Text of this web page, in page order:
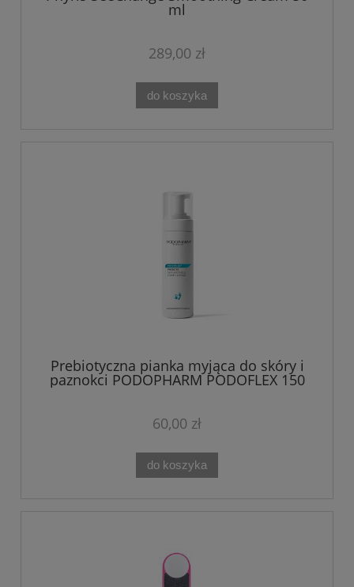
ml
289,00 zł
do koszyka
Prebiotyczna pianka myjąca do skóry i
paznokci PODOPHARM PODOFLEX 150
60,00 zł
do koszyka